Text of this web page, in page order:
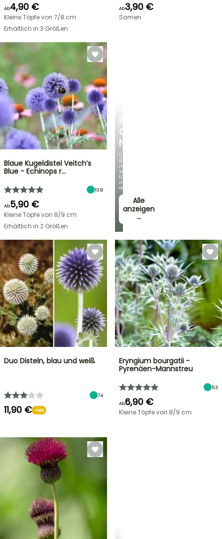
IRIS
GERMANICA
NEUHEITEN
Über
60
neue
Sorten
für
Ihren
Garten!
Alle
anzeigen
→
Ab4,90 €
Kleine Töpfe von 7/8 cm
Erhältlich in 3 Größen
Ab3,90 €
Samen
Blaue Kugeldistel Veitch’s
Blue - Echinops r…
109
Ab5,90 €
Kleine Töpfe von 8/9 cm
Erhältlich in 2 Größen
Duo Disteln, blau und weiß
74
11,90 € -14%
Eryngium bourgatii -
Pyrenäen-Mannstreu
53
Ab6,90 €
Kleine Töpfe von 8/9 cm